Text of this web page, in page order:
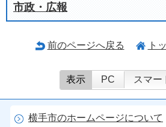
市政・広報
前のページへ戻る ト
表示 PC スマー
横手市のホームページについて